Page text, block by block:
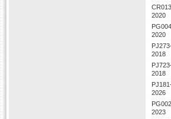
2020
2020
2018
2018
2026
2023